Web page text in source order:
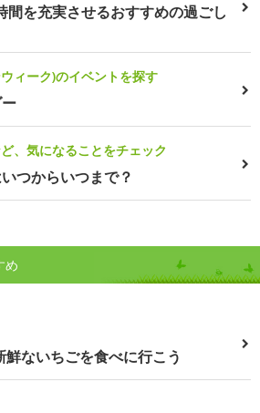
間を充実させるおすすめの過ごし
ィーク)のイベントを探す
、気になることをチェック
つからいつまで？
め
ないちごを食べに行こう